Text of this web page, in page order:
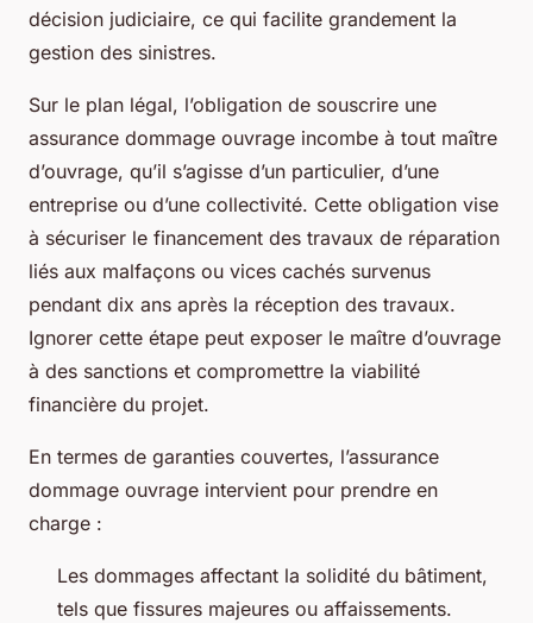
décision judiciaire, ce qui facilite grandement la
gestion des sinistres.
Sur le plan légal, l’obligation de souscrire une
assurance dommage ouvrage incombe à tout maître
d’ouvrage, qu’il s’agisse d’un particulier, d’une
entreprise ou d’une collectivité. Cette obligation vise
à sécuriser le financement des travaux de réparation
liés aux malfaçons ou vices cachés survenus
pendant dix ans après la réception des travaux.
Ignorer cette étape peut exposer le maître d’ouvrage
à des sanctions et compromettre la viabilité
financière du projet.
En termes de garanties couvertes, l’assurance
dommage ouvrage intervient pour prendre en
charge :
Les dommages affectant la solidité du bâtiment,
tels que fissures majeures ou affaissements.